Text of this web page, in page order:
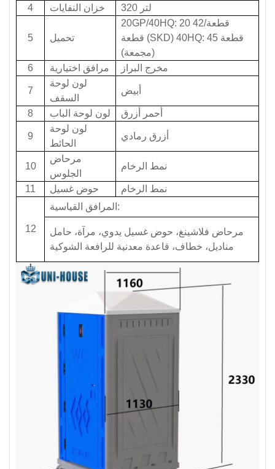
4 خزان النفايات 320 لتر
5 تحميل
20GP/40HQ: 20 قطعة/42
قطعة (SKD) 40HQ: 45 قطعة
(مجمعة)
6
مرافق اختيارية مخرج البراز
7
لون لوحة
السقف
أبيض
8 لون لوحة الباب أحمر أزرق
9
لون لوحة
الحائط
أزرق رمادي
10
مرحاض
الجلوس
نمط الرخام
11 حوض غسيل نمط الرخام
12
المرافق القياسية:
مرحاض فلاشينغ، حوض غسيل يدوي، مرآة، حامل
مناديل، خطاف، قاعدة معدنية للرافعة الشوكية